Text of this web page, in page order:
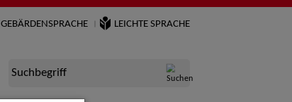
GEBÄRDENSPRACHE LEICHTE SPRACHE
Suchbegriff